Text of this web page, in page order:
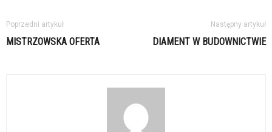
Poprzedni artykuł
MISTRZOWSKA OFERTA
Następny artykuł
DIAMENT W BUDOWNICTWIE